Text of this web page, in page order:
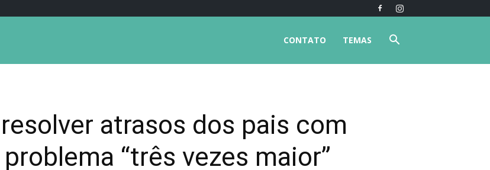
TEMAS
CONTATO
atrasos dos pais com
“três vezes maior”